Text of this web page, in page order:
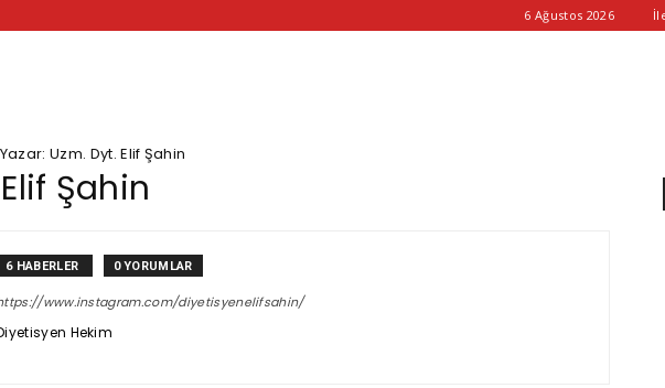
6 Ağustos 2026
Yazar: Uzm. Dyt. Elif Şahin
Şahin
6 HABERLER 0 YORUMLAR
www.instagram.com/diyetisyenelifsahin/
Hekim